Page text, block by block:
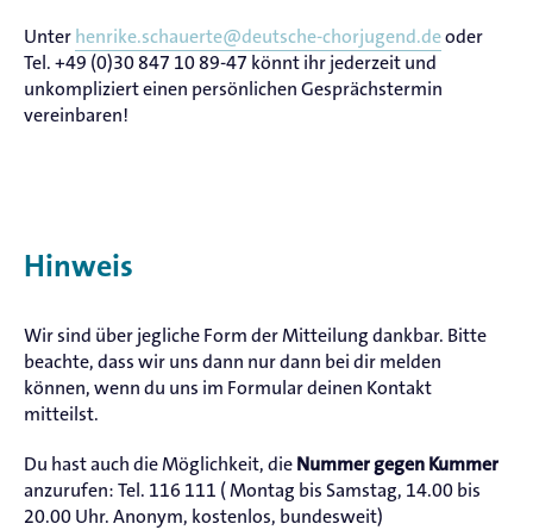
Unterhenrike.schauerte@deutsche-chorjugend.deoder
Tel. +49 (0)30 847 10 89-47 könnt ihr jederzeit und
unkompliziert einen persönlichen Gesprächstermin
vereinbaren!
Hinweis
Wir sind über jegliche Form der Mitteilung dankbar. Bitte
beachte, dass wir uns dann nur dann bei dir melden
können, wenn du uns im Formular deinen Kontakt
mitteilst.
Du hast auch die Möglichkeit, die Nummer gegen Kummer
anzurufen: Tel. 116 111 ( Montag bis Samstag, 14.00 bis
20.00 Uhr. Anonym, kostenlos, bundesweit)